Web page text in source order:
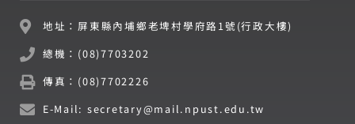
地址：屏東縣內埔鄉老埤村學府路1號(行政大樓)
總機：(08)7703202
傳真：(08)7702226
E-Mail: secretary@mail.npust.edu.tw